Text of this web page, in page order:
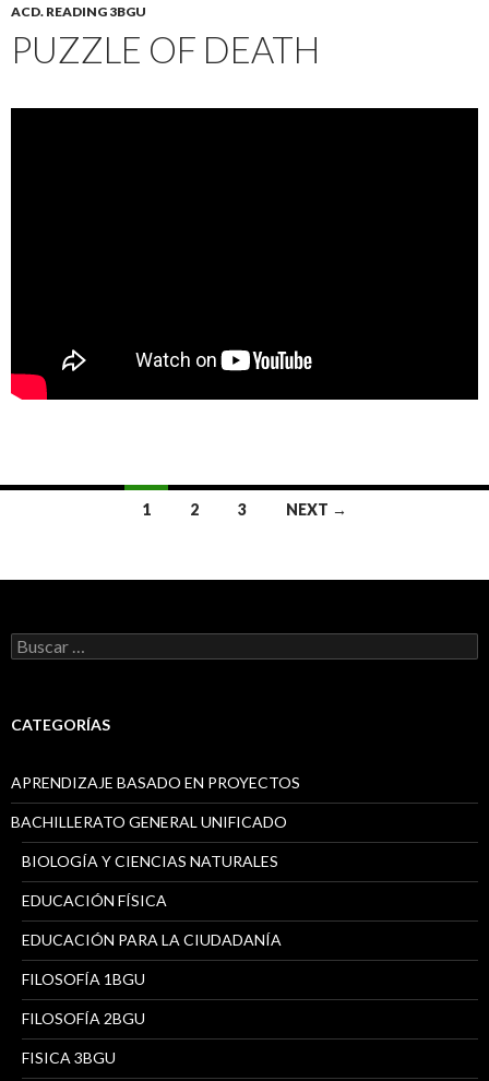
ACD. READING 3BGU
PUZZLE OF DEATH
navigation
1 2 3 NEXT →
B
u
a
CATEGORÍAS
APRENDIZAJE BASADO EN PROYECTOS
BACHILLERATO GENERAL UNIFICADO
BIOLOGÍA Y CIENCIAS NATURALES
EDUCACIÓN FÍSICA
EDUCACIÓN PARA LA CIUDADANÍA
FILOSOFÍA 1BGU
FILOSOFÍA 2BGU
FISICA 3BGU